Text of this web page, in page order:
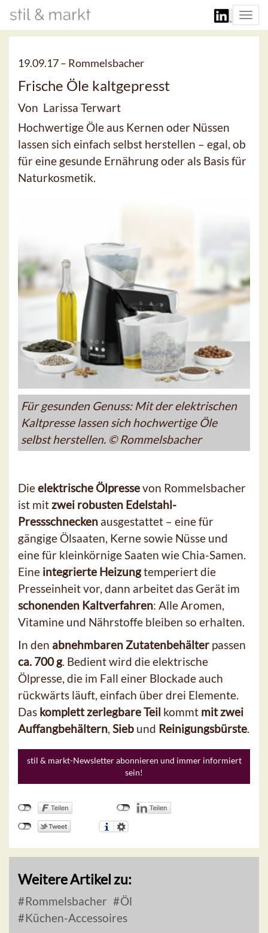
19.09.17 – Rommelsbacher
Frische Öle kaltgepresst
Von Larissa Terwart
Hochwertige Öle aus Kernen oder Nüssen
lassen sich einfach selbst herstellen – egal, ob
für eine gesunde Ernährung oder als Basis für
Naturkosmetik.
Für gesunden Genuss: Mit der elektrischen
Kaltpresse lassen sich hochwertige Öle
selbst herstellen. © Rommelsbacher
Dieelektrische Ölpressevon Rommelsbacher
ist mitzwei robusten Edelstahl-
Pressschnecken ausgestattet – eine für
gängige Ölsaaten, Kerne sowie Nüsse und
eine für kleinkörnige Saaten wie Chia-Samen.
Eine integrierte Heizungtemperiert die
Presseinheit vor, dann arbeitet das Gerät im
schonenden Kaltverfahren: Alle Aromen,
Vitamine und Nährstoffe bleiben so erhalten.
In den abnehmbaren Zutatenbehälter passen
ca. 700 g. Bedient wird die elektrische
Ölpresse, die im Fall einer Blockade auch
rückwärts läuft, einfach über drei Elemente.
Das komplett zerlegbare Teil kommt mit zwei
Auffangbehältern, Sieb und Reinigungsbürste.
stil & markt-Newsletter abonnieren und immer informiert
sein!
Weitere Artikel zu:
Rommelsbacher
Öl
Küchen-Accessoires